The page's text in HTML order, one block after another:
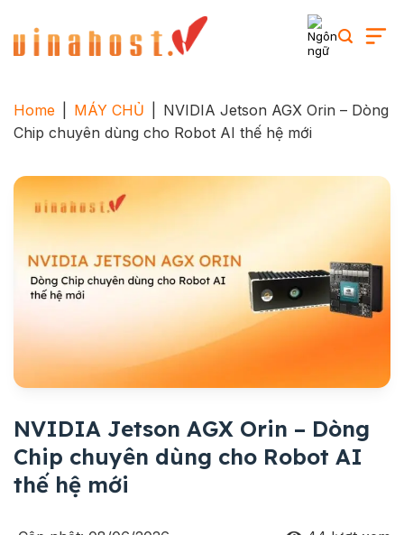
content
Home MÁY CHỦ
NVIDIA Jetson AGX Orin – Dòng
Chip chuyên dùng cho Robot AI thế hệ mới
NVIDIA Jetson AGX Orin – Dòng
Chip chuyên dùng cho Robot AI
thế hệ mới